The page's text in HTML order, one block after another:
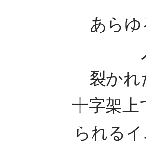
あら
裂かれ
十字架上
られる